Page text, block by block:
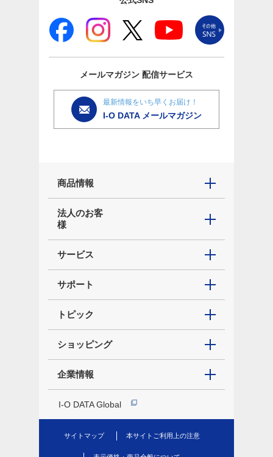
メールマガジン 配信サービス
最新情報をいち早くお届け！
I-O DATA メールマガジン
商品情報
法人のお客
様
サービス
サポート
トピック
ショッピング
企業情報
I-O DATA Global
サイトマップ 本サイトご利用上の注意